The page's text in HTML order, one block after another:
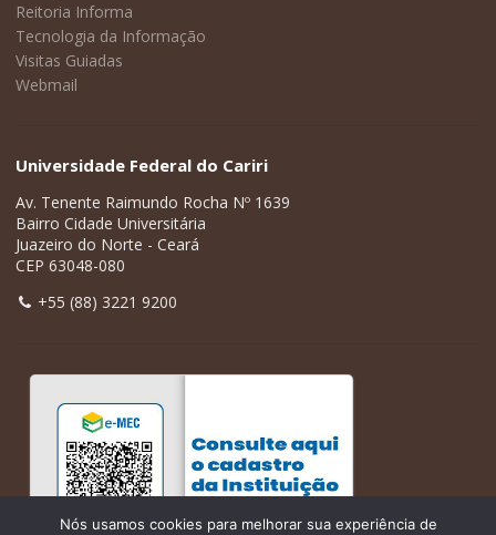
Reitoria Informa
Tecnologia da Informação
Visitas Guiadas
Webmail
Universidade Federal do Cariri
Av. Tenente Raimundo Rocha Nº 1639
Bairro Cidade Universitária
Juazeiro do Norte - Ceará
CEP 63048-080
+55 (88) 3221 9200
Nós usamos cookies para melhorar sua experiência de